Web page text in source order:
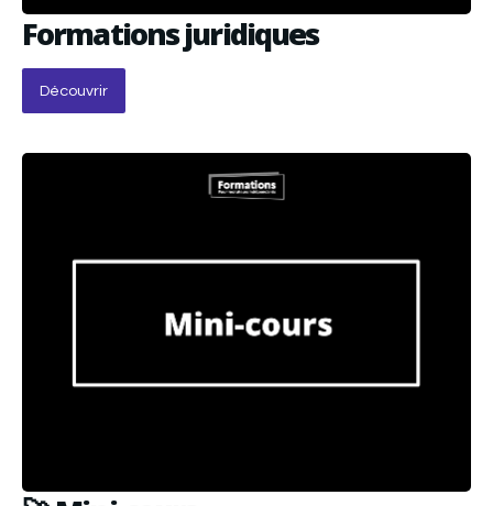
Formations juridiques
Découvrir